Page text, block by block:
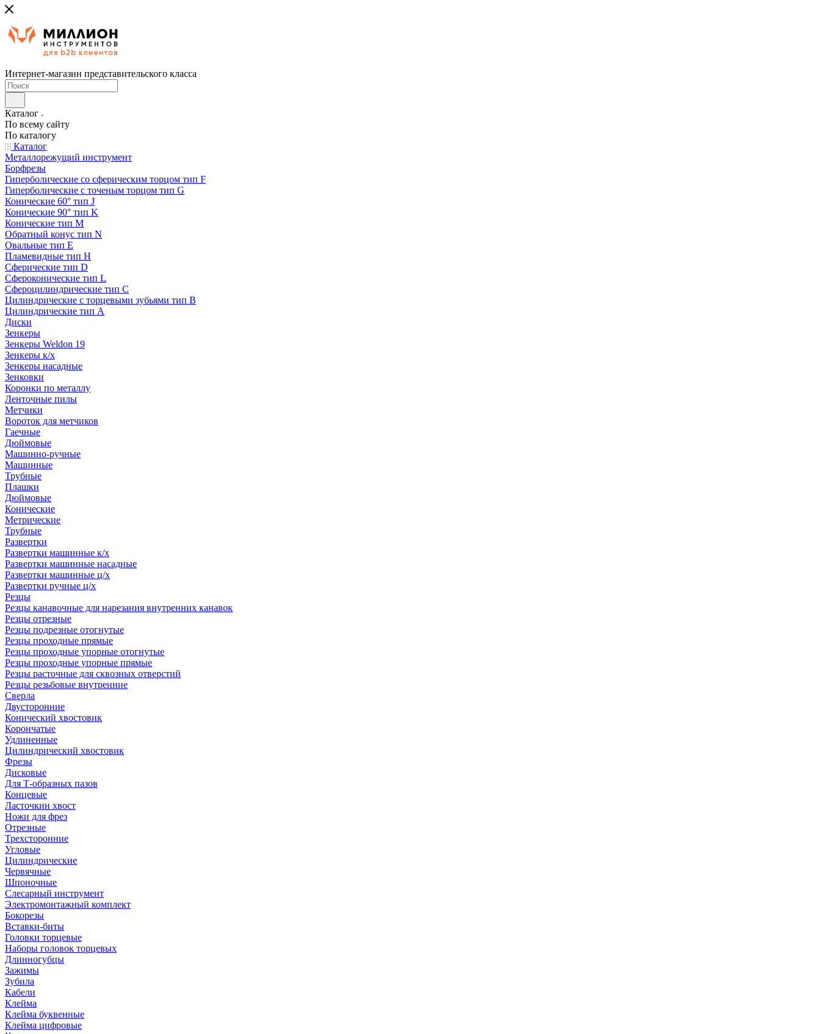
Интернет-магазин представительского класса
Каталог
По всему сайту
По каталогу
Каталог
Металлорежущий инструмент
Борфрезы
Гиперболические cо сферическим торцом тип F
Гиперболические с точеным торцом тип G
Конические 60° тип J
Конические 90° тип K
Конические тип M
Обратный конус тип N
Овальные тип E
Пламевидные тип H
Сферические тип D
Сфероконические тип L
Сфероцилиндрические тип C
Цилиндрические с торцевыми зубьями тип B
Цилиндрические тип А
Диски
Зенкеры
Зенкеры Weldon 19
Зенкеры к/х
Зенкеры насадные
Зенковки
Коронки по металлу
Ленточные пилы
Метчики
Вороток для метчиков
Гаечные
Дюймовые
Машинно-ручные
Машинные
Трубные
Плашки
Дюймовые
Конические
Метрические
Трубные
Развертки
Развертки машинные к/х
Развертки машинные насадные
Развертки машинные ц/х
Развертки ручные ц/х
Резцы
Резцы канавочные для нарезания внутренних канавок
Резцы отрезные
Резцы подрезные отогнутые
Резцы проходные прямые
Резцы проходные упорные отогнутые
Резцы проходные упорные прямые
Резцы расточные для сквозных отверстий
Резцы резьбовые внутренние
Сверла
Двусторонние
Конический хвостовик
Корончатые
Удлиненные
Цилиндрический хвостовик
Фрезы
Дисковые
Для Т-образных пазов
Концевые
Ласточкин хвост
Ножи для фрез
Отрезные
Трехсторонние
Угловые
Цилиндрические
Червячные
Шпоночные
Слесарный инструмент
Электромонтажный комплект
Бокорезы
Вставки-биты
Головки торцевые
Наборы головок торцевых
Длинногубцы
Зажимы
Зубила
Кабели
Клейма
Клейма буквенные
Клейма цифровые